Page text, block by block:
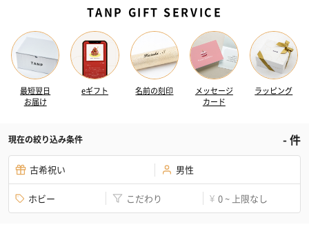
TANP GIFT SERVICE
最短翌日
お届け
eギフト 名前の刻印
メッセージ
カード
ラッピング
現在の絞り込み条件 -件
古希祝い 男性
ホビー こだわり ¥ 0 ~ 上限なし